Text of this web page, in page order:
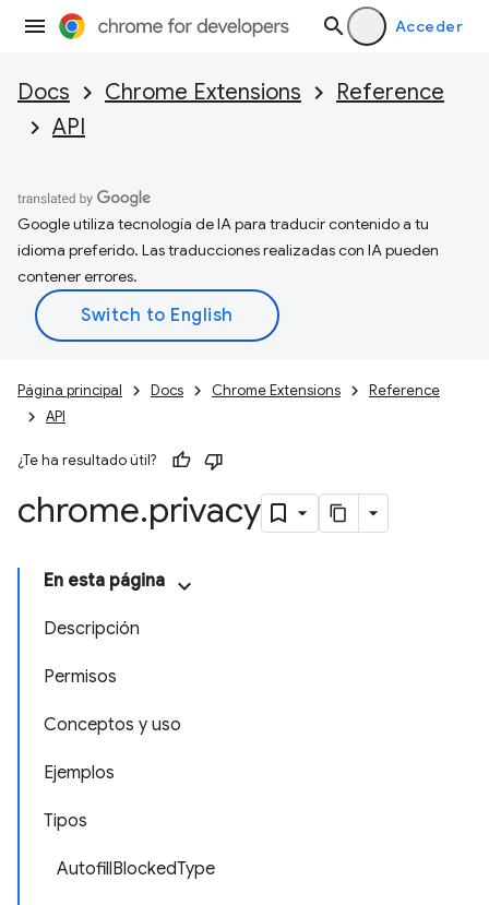
Acceder
Docs Chrome Extensions
Reference
API
Google utiliza tecnología de IA para traducir contenido a tu
idioma preferido. Las traducciones realizadas con IA pueden
contener errores.
Página principal Docs Chrome Extensions
Reference
API
¿Te ha resultado útil?
chrome.privacy
En esta página
Descripción
Permisos
Conceptos y uso
Ejemplos
Tipos
AutofillBlockedType